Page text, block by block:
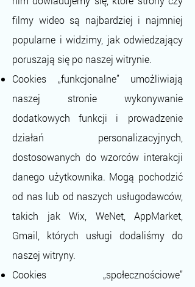
filmy wideo są najbardziej i najmniej
popularne i widzimy, jak odwiedzający
poruszają się po naszej witrynie.
Cookies „funkcjonalne” umożliwiają
naszej stronie wykonywanie
dodatkowych funkcji i prowadzenie
działań personalizacyjnych,
dostosowanych do wzorców interakcji
danego użytkownika. Mogą pochodzić
od nas lub od naszych usługodawców,
takich jak Wix, WeNet, AppMarket,
Gmail, których usługi dodaliśmy do
naszej witryny.
Cookies „społecznościowe”